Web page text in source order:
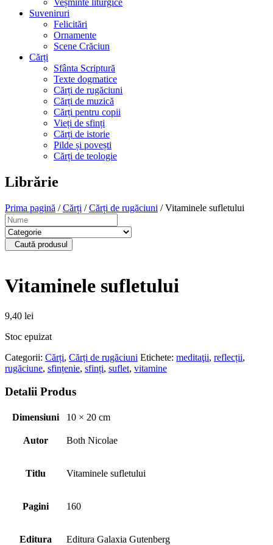
Suveniruri
Felicitări
Ornamente
Scene Crăciun
Cărți
Sfânta Scriptură
Texte dogmatice
Cărți de rugăciuni
Cărți de muzică
Cărți pentru copii
Vieți de sfinți
Cărți de istorie
Pilde și povești
Cărți de teologie
Librărie
Prima pagină /Cărți /Cărți de rugăciuni / Vitaminele sufletului
Caută produsul
Vitaminele sufletului
9,40 lei
Stoc epuizat
Categorii: Cărți, Cărți de rugăciuni Etichete: meditaţii, reflecții,
rugăciune, sfințenie, sfinți, suflet, vitamine
Detalii Produs
Dimensiuni 10 × 20 cm
Autor Both Nicolae
Titlu Vitaminele sufletului
Pagini 160
Editura Editura Galaxia Gutenberg